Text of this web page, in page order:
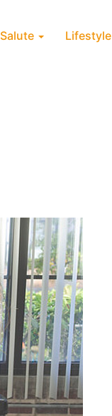
Salute Lifestyle